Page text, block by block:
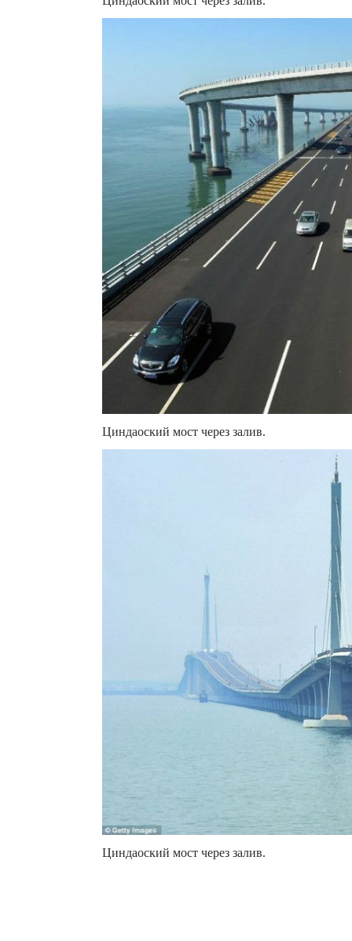
Циндаоский мост через залив.
Циндаоский мост через залив.